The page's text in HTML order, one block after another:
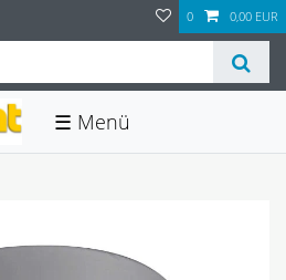
0 0,00 EUR
☰